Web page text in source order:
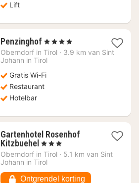
Lift
Penzinghof 1
nacht
vanaf
214,32
, 4 Sterren
Oberndorf in Tirol · 3.9 km van Sint
Johann in Tirol
Gratis Wi-Fi
Restaurant
Hotelbar
Gartenhotel Rosenhof
Kitzbuehel 1
nacht
vanaf
109,18
, 3 Sterren
Oberndorf in Tirol · 5.1 km van Sint
Johann in Tirol
Ontgrendel korting